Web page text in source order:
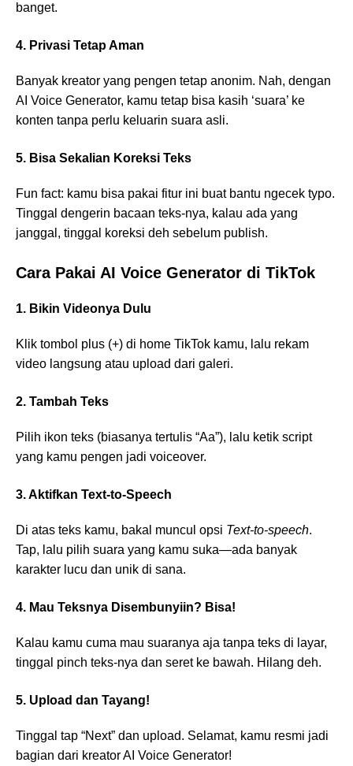
banget.
4. Privasi Tetap Aman
Banyak kreator yang pengen tetap anonim. Nah, dengan
AI Voice Generator, kamu tetap bisa kasih ‘suara’ ke
konten tanpa perlu keluarin suara asli.
5. Bisa Sekalian Koreksi Teks
Fun fact: kamu bisa pakai fitur ini buat bantu ngecek typo.
Tinggal dengerin bacaan teks-nya, kalau ada yang
janggal, tinggal koreksi deh sebelum publish.
Cara Pakai AI Voice Generator di TikTok
1. Bikin Videonya Dulu
Klik tombol plus (+) di home TikTok kamu, lalu rekam
video langsung atau upload dari galeri.
2. Tambah Teks
Pilih ikon teks (biasanya tertulis “Aa”), lalu ketik script
yang kamu pengen jadi voiceover.
3. Aktifkan Text-to-Speech
Di atas teks kamu, bakal muncul opsi Text-to-speech.
Tap, lalu pilih suara yang kamu suka—ada banyak
karakter lucu dan unik di sana.
4. Mau Teksnya Disembunyiin? Bisa!
Kalau kamu cuma mau suaranya aja tanpa teks di layar,
tinggal pinch teks-nya dan seret ke bawah. Hilang deh.
5. Upload dan Tayang!
Tinggal tap “Next” dan upload. Selamat, kamu resmi jadi
bagian dari kreator AI Voice Generator!